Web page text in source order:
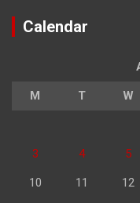
Calendar
M T W
3 4 5
10 11 12